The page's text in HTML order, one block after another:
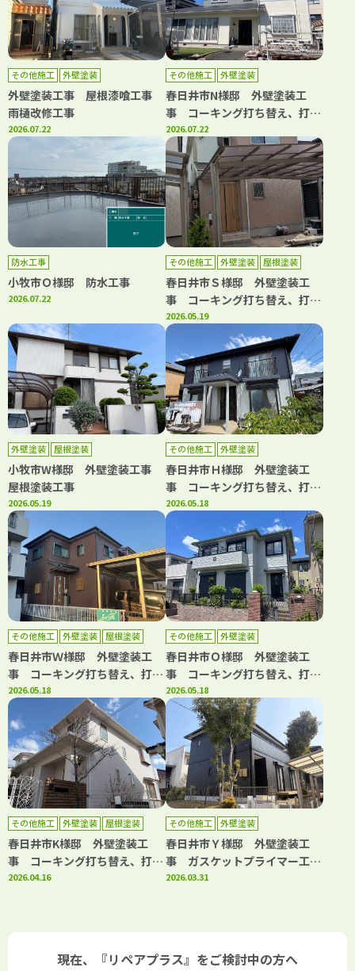
その他施工 外壁塗装
外壁塗装工事 屋根漆喰工事
雨樋改修工事
2026.07.22
その他施工 外壁塗装
春日井市N様邸 外壁塗装工
事 コーキング打ち替え、打ち
増し工事 屋根カバー工事 雨
樋改修工事
2026.07.22
防水工事
小牧市Ｏ様邸 防水工事
2026.07.22
その他施工 外壁塗装 屋根塗装
春日井市Ｓ様邸 外壁塗装工
事 コーキング打ち替え、打ち
増し工事 屋根塗装工事 ベラ
ンダトップコート工事
2026.05.19
外壁塗装 屋根塗装
小牧市W様邸 外壁塗装工事
屋根塗装工事
2026.05.19
その他施工 外壁塗装
春日井市Ｈ様邸 外壁塗装工
事 コーキング打ち替え、打ち
増し工事 屋根重ね葺き工事
雨樋交換工事
2026.05.18
その他施工 外壁塗装 屋根塗装
春日井市Ｗ様邸 外壁塗装工
事 コーキング打ち替え、打ち
増し工事 屋根塗装工事 ベラ
ンダトップコート工事 その他
工事
2026.05.18
その他施工 外壁塗装
春日井市Ｏ様邸 外壁塗装工
事 コーキング打ち替え、打ち
増し工事 ガスケット工事 ベ
ランダトップコート工事
2026.05.18
その他施工 外壁塗装
屋根塗装
防水工事
春日井市K様邸 外壁塗装工
事 コーキング打ち替え、打ち
増し工事 屋根塗装工事 防水
2026.04.16
その他施工 外壁塗装
春日井市Ｙ様邸 外壁塗装工
事 ガスケットプライマー工
事 コーキング打ち替え・打ち
外機･室内機撤去処分工事
2026.03.31
現在、『リペアプラス』をご検討中の方へ